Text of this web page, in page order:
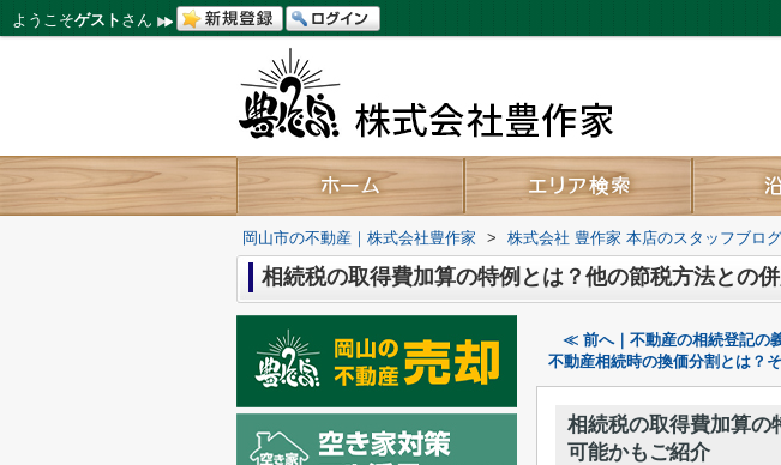
ようこそゲスト さん
岡山市の不動産｜株式会社豊作家 > 株式会社 豊作家 本店のスタッフブロ
相続税の取得費加算の特例とは？他の節税方法との
≪ 前へ｜不動産の相続登記の
不動産相続時の換価分割とは？
相続税の取得費加算の
可能かもご紹介